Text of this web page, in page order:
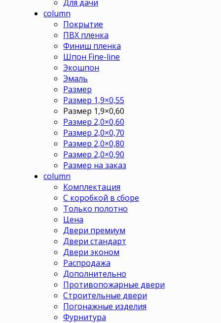
Для дачи
column
Покрытие
ПВХ пленка
Финиш пленка
Шпон Fine-line
Экошпон
Эмаль
Размер
Размер 1,9×0,55
Размер 1,9×0,60
Размер 2,0×0,60
Размер 2,0×0,70
Размер 2,0×0,80
Размер 2,0×0,90
Размер на заказ
column
Комплектация
С коробкой в сборе
Только полотно
Цена
Двери премиум
Двери стандарт
Двери эконом
Распродажа
Дополнительно
Противопожарные двери
Строительные двери
Погонажные изделия
Фурнитура